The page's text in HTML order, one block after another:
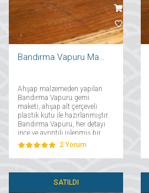
Bandırma Vapuru Maketi
Ahşap malzemeden yapılan
Bandırma Vapuru gemi
maketi, ahşap alt çerçeveli
plastik kutu ile hazırlanmıştır.
Bandırma Vapuru, her detayı
ince ve ayrıntılı işlenmiş bir
maket gemi çalışmasıdır....
2 Yorum
SATILDI